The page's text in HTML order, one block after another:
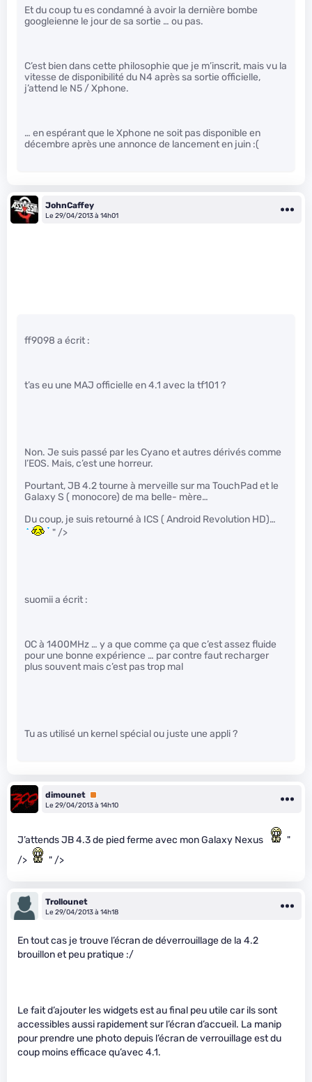
Et du coup tu es condamné à avoir la dernière bombe
googleienne le jour de sa sortie … ou pas.
C’est bien dans cette philosophie que je m’inscrit, mais vu la
vitesse de disponibilité du N4 après sa sortie officielle,
j’attend le N5 / Xphone.
… en espérant que le Xphone ne soit pas disponible en
décembre après une annonce de lancement en juin :(
JohnCaffey
Le 29/04/2013 à 14h01
ff9098 a écrit :
t’as eu une MAJ officielle en 4.1 avec la tf101 ?
Non. Je suis passé par les Cyano et autres dérivés comme
l’EOS. Mais, c’est une horreur.
Pourtant, JB 4.2 tourne à merveille sur ma TouchPad et le
Galaxy S ( monocore) de ma belle- mère…
Du coup, je suis retourné à ICS ( Android Revolution HD)…
" />
suomii a écrit :
OC à 1400MHz … y a que comme ça que c’est assez fluide
pour une bonne expérience … par contre faut recharger
plus souvent mais c’est pas trop mal
Tu as utilisé un kernel spécial ou juste une appli ?
dimounet Premium
Le 29/04/2013 à 14h10
J’attends JB 4.3 de pied ferme avec mon Galaxy Nexus
"
/>
" />
Trollounet
Le 29/04/2013 à 14h18
En tout cas je trouve l’écran de déverrouillage de la 4.2
brouillon et peu pratique :/
Le fait d’ajouter les widgets est au final peu utile car ils sont
accessibles aussi rapidement sur l’écran d’accueil. La manip
pour prendre une photo depuis l’écran de verrouillage est du
coup moins efficace qu’avec 4.1.